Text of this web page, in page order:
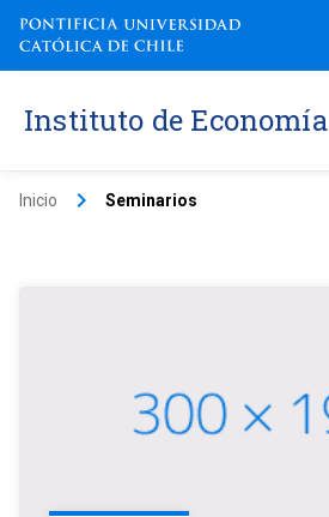
Instituto de Economía
Inicio keyboard_arrow_right Seminarios